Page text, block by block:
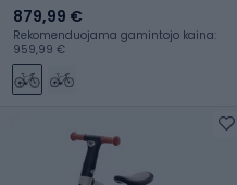
879,99 €
Rekomenduojama gamintojo kaina:
959,99 €